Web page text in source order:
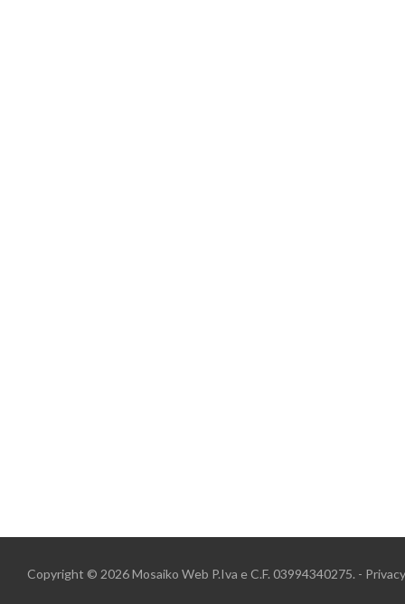
Copyright © 2026Mosaiko Web P.Iva e C.F. 03994340275. - Privacy